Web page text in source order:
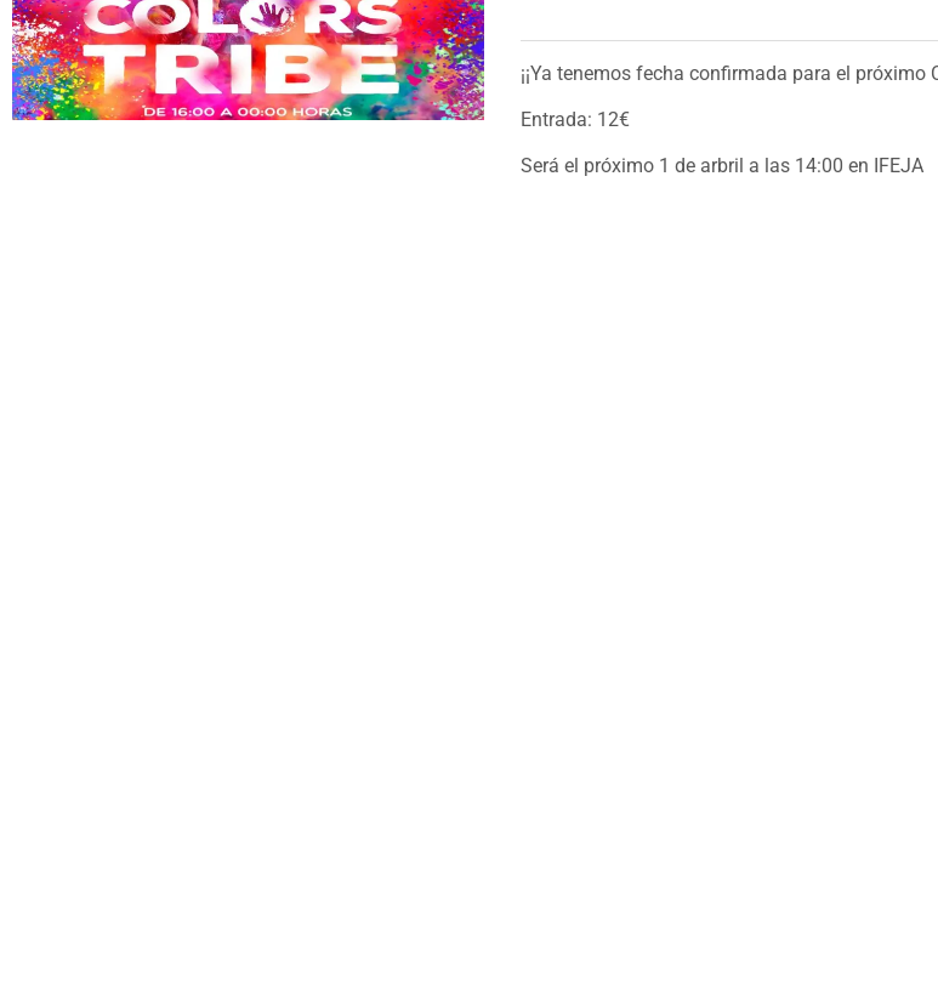
¡¡Ya tenemos fecha confirmada para el próximo
Entrada: 12€
Será el próximo 1 de arbril a las 14:00 en IFEJA